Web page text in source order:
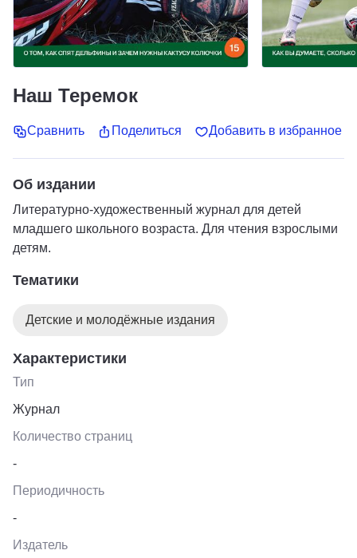
Наш Теремок
Сравнить Поделиться Добавить в избранное
Об издании
Литературно-художественный журнал для детей
младшего школьного возраста. Для чтения взрослыми
детям.
Тематики
Детские и молодёжные издания
Характеристики
Тип
Журнал
Количество страниц
-
Периодичность
-
Издатель